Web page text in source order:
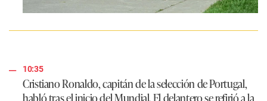
10:35
Cristiano Ronaldo, capitán de la selección de Portugal,
habló tras el inicio del Mundial. El delantero se refirió a la